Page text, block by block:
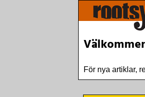
För nya artiklar,